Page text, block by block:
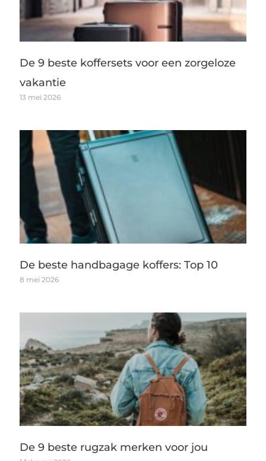
De 9 beste koffersets voor een zorgeloze
vakantie
13 mei 2026
De beste handbagage koffers: Top 10
8 mei 2026
De 9 beste rugzak merken voor jou